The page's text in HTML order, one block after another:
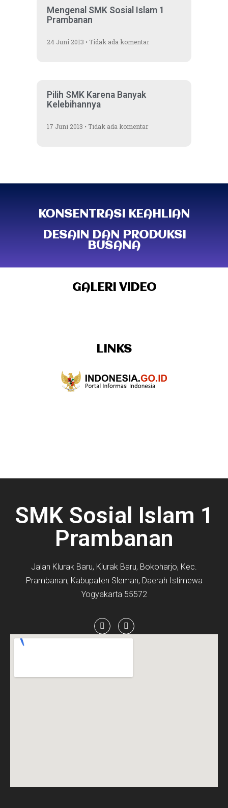
Mengenal SMK Sosial Islam 1
Prambanan
24 Juni 2013 Tidak ada komentar
Pilih SMK Karena Banyak
Kelebihannya
17 Juni 2013 Tidak ada komentar
KONSENTRASI KEAHLIAN
DESAIN DAN PRODUKSI
BUSANA
GALERI VIDEO
LINKS
SMK Sosial Islam 1
Prambanan
Jalan Klurak Baru, Klurak Baru, Bokoharjo, Kec.
Prambanan, Kabupaten Sleman, Daerah Istimewa
Yogyakarta 55572